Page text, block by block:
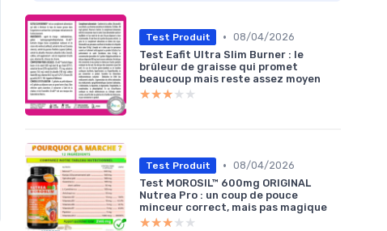
Test Produit • 08/04/2026
Test Eafit Ultra Slim Burner : le
brûleur de graisse qui promet
beaucoup mais reste assez moyen
★★★★★
★★★★★
Test Produit • 08/04/2026
Test MOROSIL™ 600mg ORIGINAL
Nutrea Pro : un coup de pouce
minceur correct, mais pas magique
★★★★★
★★★★★